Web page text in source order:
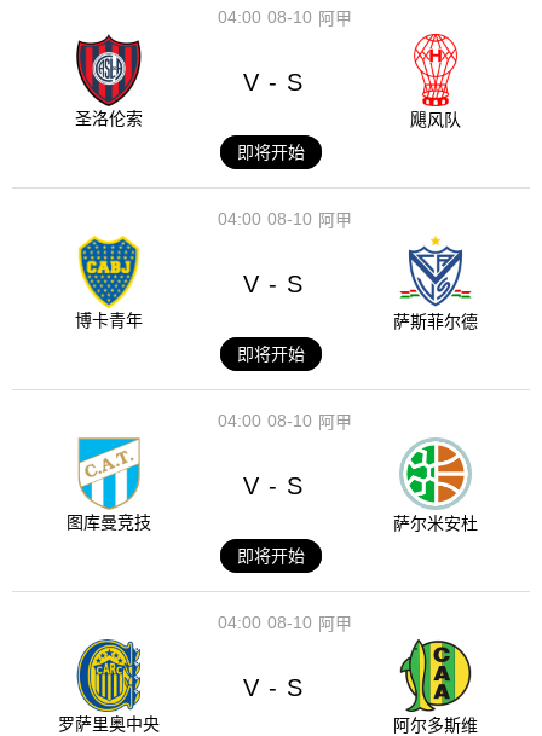
08-10
04:00 阿甲
圣洛伦索
V - S
飓风队
即将开始
08-10
04:00 阿甲
博卡青年
V - S
萨斯菲尔德
即将开始
08-10
04:00 阿甲
图库曼竞技
V - S
萨尔米安杜
即将开始
08-10
04:00 阿甲
罗萨里奥中央
V - S
阿尔多斯维